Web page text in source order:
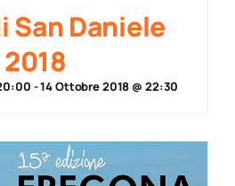
San Daniele
2018
-14 Ottobre 2018 @ 22:30